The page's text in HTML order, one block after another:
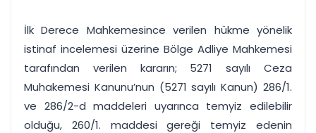
İlk Derece Mahkemesince verilen hükme yönelik
istinaf incelemesi üzerine Bölge Adliye Mahkemesi
tarafından verilen kararın; 5271 sayılı Ceza
Muhakemesi Kanunu’nun (5271 sayılı Kanun) 286/1.
ve 286/2-d maddeleri uyarınca temyiz edilebilir
olduğu, 260/1. maddesi gereği temyiz edenin